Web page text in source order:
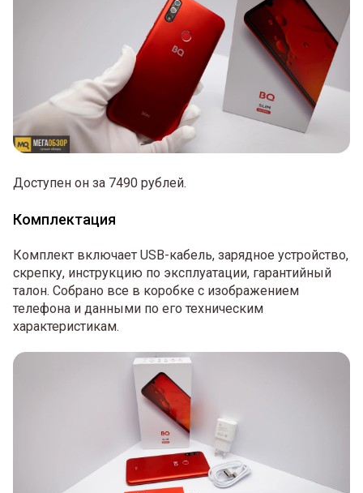
Доступен он за 7490 рублей.
Комплектация
Комплект включает USB-кабель, зарядное устройство,
скрепку, инструкцию по эксплуатации, гарантийный
талон. Собрано все в коробке с изображением
телефона и данными по его техническим
характеристикам.